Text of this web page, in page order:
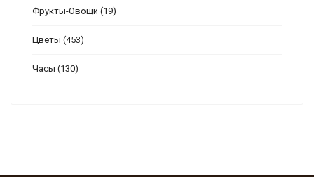
Фрукты-Овощи (19)
Цветы (453)
Часы (130)